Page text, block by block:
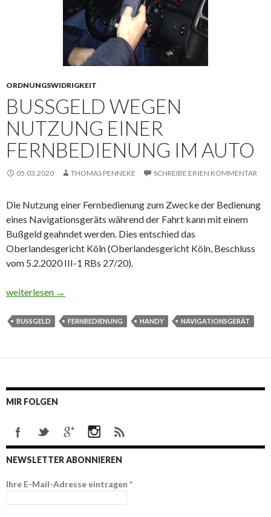
ORDNUNGSWIDRIGKEIT
BUSSGELD WEGEN N
UTZUNG EINER F
ERNBEDIENUNG IM AUTO
05.03.2020 THOMAS PENNEKE SCHREIBE EINEN KOMMENTAR
Die Nutzung einer Fernbedienung zum Zwecke der Bedienung
eines Navigationsgeräts während der Fahrt kann mit einem
Bußgeld geahndet werden. Dies entschied das
Oberlandesgericht Köln (Oberlandesgericht Köln, Beschluss
vom 5.2.2020 III-1 RBs 27/20).
Bußgeld wegen Nutzung einer Fernbedienung im Auto
weiterlesen →
BUSSGELD FERNBEDIENUNG HANDY NAVIGATIONSGERÄT
MIR FOLGEN
NEWSLETTER ABONNIEREN
Ihre E-Mail-Adresse eintragen *